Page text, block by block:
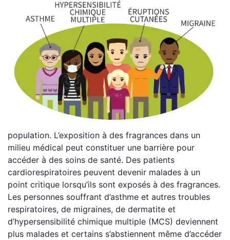
population. L’exposition à des fragrances dans un
milieu médical peut constituer une barrière pour
accéder à des soins de santé. Des patients
cardiorespiratoires peuvent devenir malades à un
point critique lorsqu’ils sont exposés à des fragrances.
Les personnes souffrant d’asthme et autres troubles
respiratoires, de migraines, de dermatite et
d’hypersensibilité chimique multiple (MCS) deviennent
plus malades et certains s’abstiennent même d’accéder